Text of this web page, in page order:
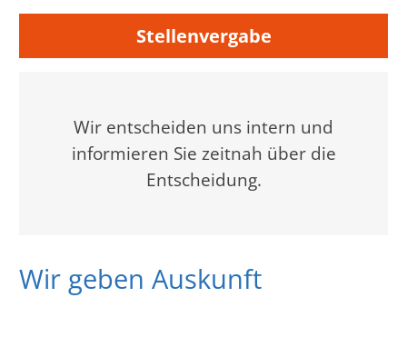
Stellenvergabe
Wir entscheiden uns intern und
informieren Sie zeitnah über die
Entscheidung.
Wir geben Auskunft